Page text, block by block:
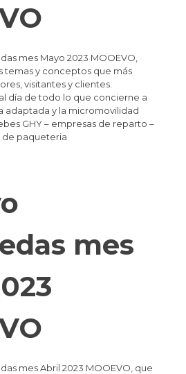
mes Mayo 2023 MOOEVO,
temas y conceptos que más
visitantes y clientes.
día de todo lo que concierne a
adaptada y la micromovilidad
GHY – empresas de reparto –
de paqueteria
mes
mes Abril 2023 MOOEVO, que